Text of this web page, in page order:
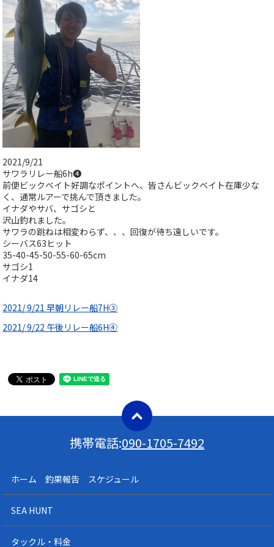
2021/9/21
サワラリレー船6h❹
前便ビックベイト好調なポイントへ、皆さんビックベイト在庫少な
く、通常ルアーで挑んで頂きました。
イナダやサバ、サゴシと
沢山釣れました。
サワラの跳ねは相変わらず、、、回復が待ち遠しいです。
シーバス63ヒット
35-40-45-50-55-60-65cm
サゴシ1
イナダ14
2021/ 9/21 早朝リレー船7H③
2021/ 9/22 午後リレー船6H④
携帯電話:090-1705-7492
ホーム 釣果報告 スケジュール
SEA HUNT
タックル・料金